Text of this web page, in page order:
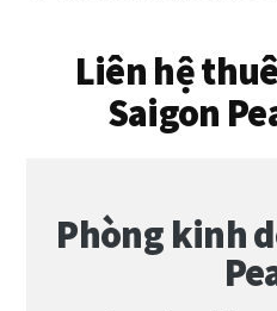
Liên hệ
Saigon
Phòng kinh